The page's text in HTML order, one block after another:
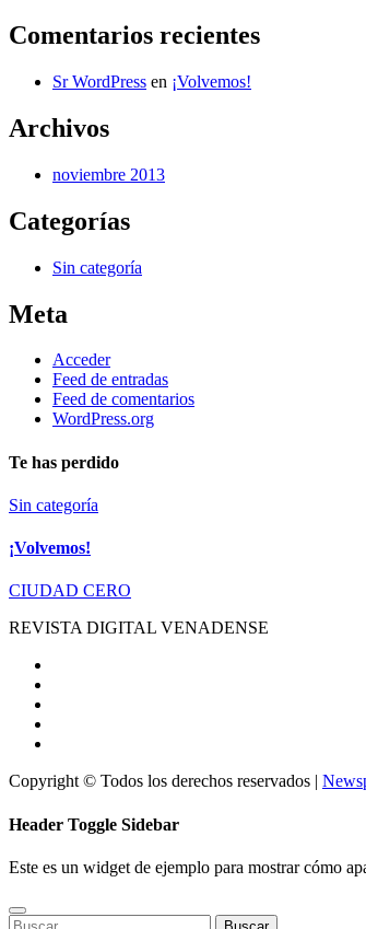
Comentarios recientes
Sr WordPress en ¡Volvemos!
Archivos
noviembre 2013
Categorías
Sin categoría
Meta
Acceder
Feed de entradas
Feed de comentarios
WordPress.org
Te has perdido
Sin categoría
¡Volvemos!
CIUDAD CERO
REVISTA DIGITAL VENADENSE
Copyright © Todos los derechos reservados
Header Toggle Sidebar
Este es un widget de ejemplo para mostrar cómo
Buscar: